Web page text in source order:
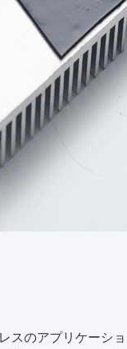
スのアプリケーシ